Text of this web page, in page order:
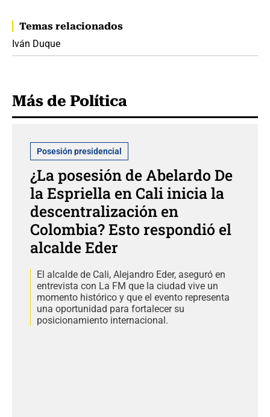
Temas relacionados
Iván Duque
Más de Política
Posesión presidencial
¿La posesión de Abelardo De
la Espriella en Cali inicia la
descentralización en
Colombia? Esto respondió el
alcalde Eder
El alcalde de Cali, Alejandro Eder, aseguró en
entrevista con La FM que la ciudad vive un
momento histórico y que el evento representa
una oportunidad para fortalecer su
posicionamiento internacional.